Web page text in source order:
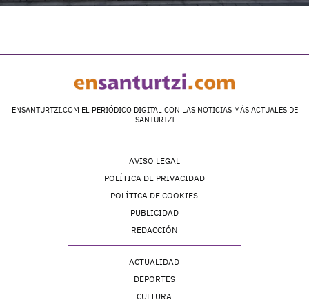
ENSANTURTZI.COM EL PERIÓDICO DIGITAL CON LAS NOTICIAS MÁS ACTUALES DE
SANTURTZI
AVISO LEGAL
POLÍTICA DE PRIVACIDAD
POLÍTICA DE COOKIES
PUBLICIDAD
REDACCIÓN
ACTUALIDAD
DEPORTES
CULTURA